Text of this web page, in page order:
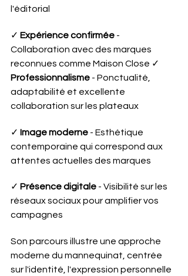
l'éditorial
✓ Expérience confirmée -
Collaboration avec des marques
reconnues comme Maison Close ✓
Professionnalisme - Ponctualité,
adaptabilité et excellente
collaboration sur les plateaux
✓ Image moderne - Esthétique
contemporaine qui correspond aux
attentes actuelles des marques
✓ Présence digitale - Visibilité sur les
réseaux sociaux pour amplifier vos
campagnes
Son parcours illustre une approche
moderne du mannequinat, centrée
sur l'identité, l'expression personnelle